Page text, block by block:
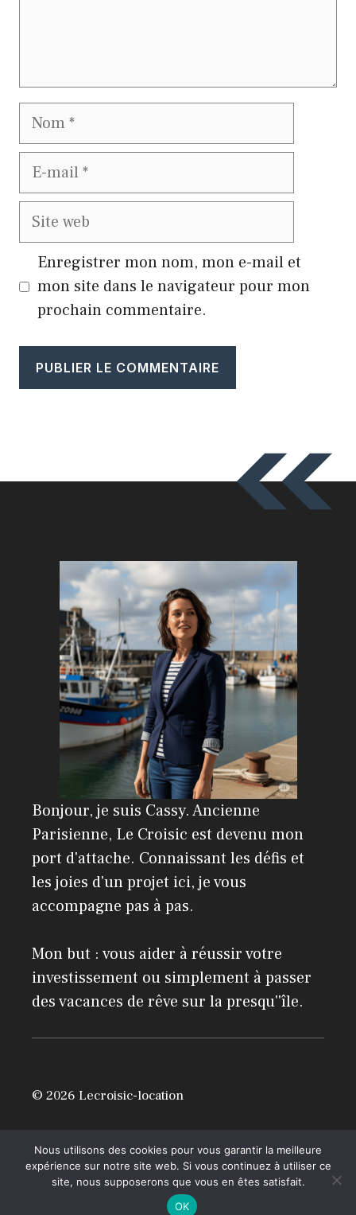
Nom
E-
mail
Site
web
Enregistrer mon nom, mon e-mail et
mon site dans le navigateur pour mon
prochain commentaire.
e
Bonjour, je suis Cassy. Ancienne
Parisienne, Le Croisic est devenu mon
port d'attache. Connaissant les défis et
les joies d'un projet ici, je vous
accompagne pas à pas.
Mon but : vous aider à réussir votre
investissement ou simplement à passer
des vacances de rêve sur la presqu''île.
© 2026 Lecroisic-location
Nous utilisons des cookies pour vous garantir la meilleure
expérience sur notre site web. Si vous continuez à utiliser ce
site, nous supposerons que vous en êtes satisfait.
OK